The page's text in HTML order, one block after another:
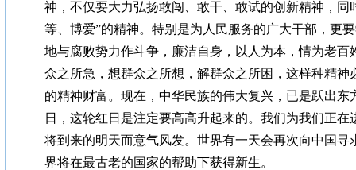
神，不仅要大力弘扬敢闯、敢干、敢试的创新精神，同
等、博爱”的精神。特别是为人民服务的广大干部，更
地与腐败势力作斗争，廉洁自身，以人为本，情为老百
众之所急，想群众之所想，解群众之所困，这样种精神
的精神财富。现在，中华民族的伟大复兴，已是跃出东
日，这轮红日是注定要高高升起来的。我们为我们正在
将到来的明天而意气风发。世界有一天会再次向中国寻
界将在最古老的国家的帮助下获得新生。